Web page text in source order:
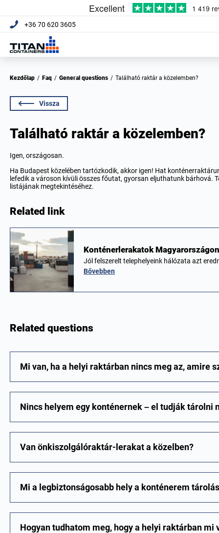
+36 70 620 3605
Kezdőlap / Faq / General questions / Található raktár a közelemben?
Vissza
Található raktár a közelemben?
Igen, országosan.
Ha Budapest közelében tartózkodik, akkor igen! Hat
lefedik a városon kívüli összes főutat, gyorsan eljuthatunk bárhová.
listájának megtekintéséhez.
Related link
Konténerlerakatok
Jól felszerelt telephelyeink hálózata azt
Bővebben
Related questions
Mi van, ha a helyi raktárban nincs meg az, amire
Nincs helyem egy konténernek – el tudják tárolni
Van önkiszolgálóraktár-lerakat a közelben?
Mi a legbiztonságosabb hely a konténerem
Hogyan tudhatom meg, hogy a helyi raktárban mi